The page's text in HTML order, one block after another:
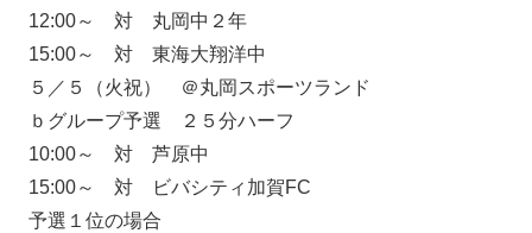
12:00～ 対 丸岡中２年
15:00～ 対 東海大翔洋中
５／５（火祝） ＠丸岡スポーツランド
ｂグループ予選 ２５分ハーフ
10:00～ 対 芦原中
15:00～ 対 ビバシティ加賀FC
予選１位の場合